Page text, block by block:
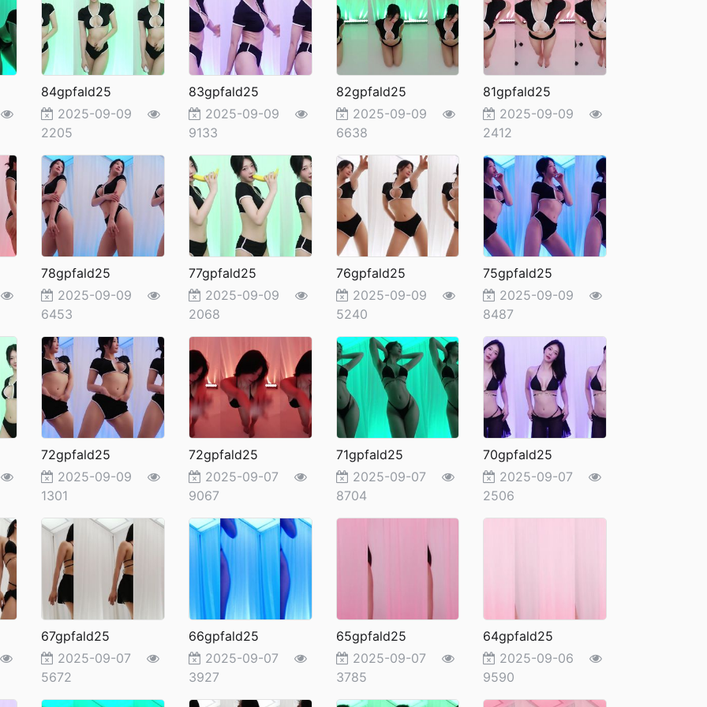
84gpfald25
2025-09-09
2205
83gpfald25
2025-09-09
9133
82gpfald25
2025-09-09
6638
81gpfald25
2025-09-09
2412
78gpfald25
2025-09-09
6453
77gpfald25
2025-09-09
2068
76gpfald25
2025-09-09
5240
75gpfald25
2025-09-09
8487
72gpfald25
2025-09-09
1301
72gpfald25
2025-09-07
9067
71gpfald25
2025-09-07
8704
70gpfald25
2025-09-07
2506
67gpfald25
2025-09-07
5672
66gpfald25
2025-09-07
3927
65gpfald25
2025-09-07
3785
64gpfald25
2025-09-06
9590